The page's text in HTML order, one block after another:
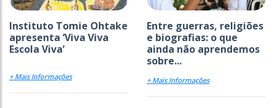
Instituto Tomie Ohtake
apresenta ‘Viva Viva
Escola Viva’
+ Mais Informações
Entre guerras, religiões
e biografias: o que
ainda não aprendemos
sobre...
+ Mais Informações